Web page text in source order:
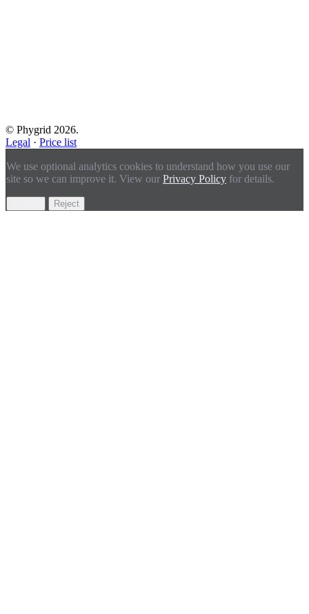
© Phygrid 2026.
Legal · Price list
We use optional analytics cookies to understand how you use our
site so we can improve it. View our Privacy Policy for details.
Reject